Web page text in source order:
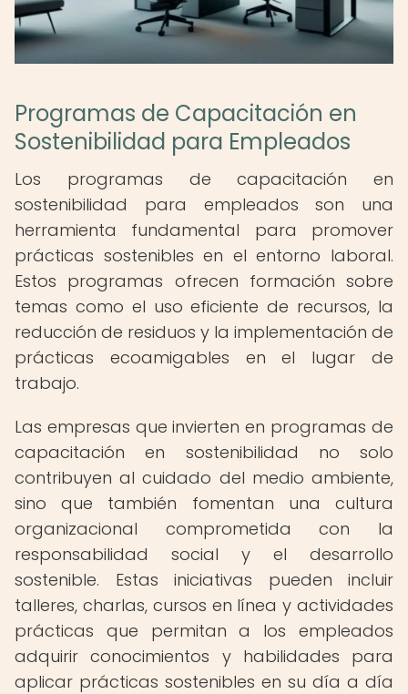
Programas de Capacitación en
Sostenibilidad para Empleados
Los programas de capacitación en
sostenibilidad para empleados son una
herramienta fundamental para promover
prácticas sostenibles en el entorno laboral.
Estos programas ofrecen formación sobre
temas como el uso eficiente de recursos, la
reducción de residuos y la implementación de
prácticas ecoamigables en el lugar de
trabajo.
Las empresas que invierten en programas de
capacitación en sostenibilidad no solo
contribuyen al cuidado del medio ambiente,
sino que también fomentan una cultura
organizacional comprometida con la
responsabilidad social y el desarrollo
sostenible. Estas iniciativas pueden incluir
talleres, charlas, cursos en línea y actividades
prácticas que permitan a los empleados
adquirir conocimientos y habilidades para
aplicar prácticas sostenibles en su día a día